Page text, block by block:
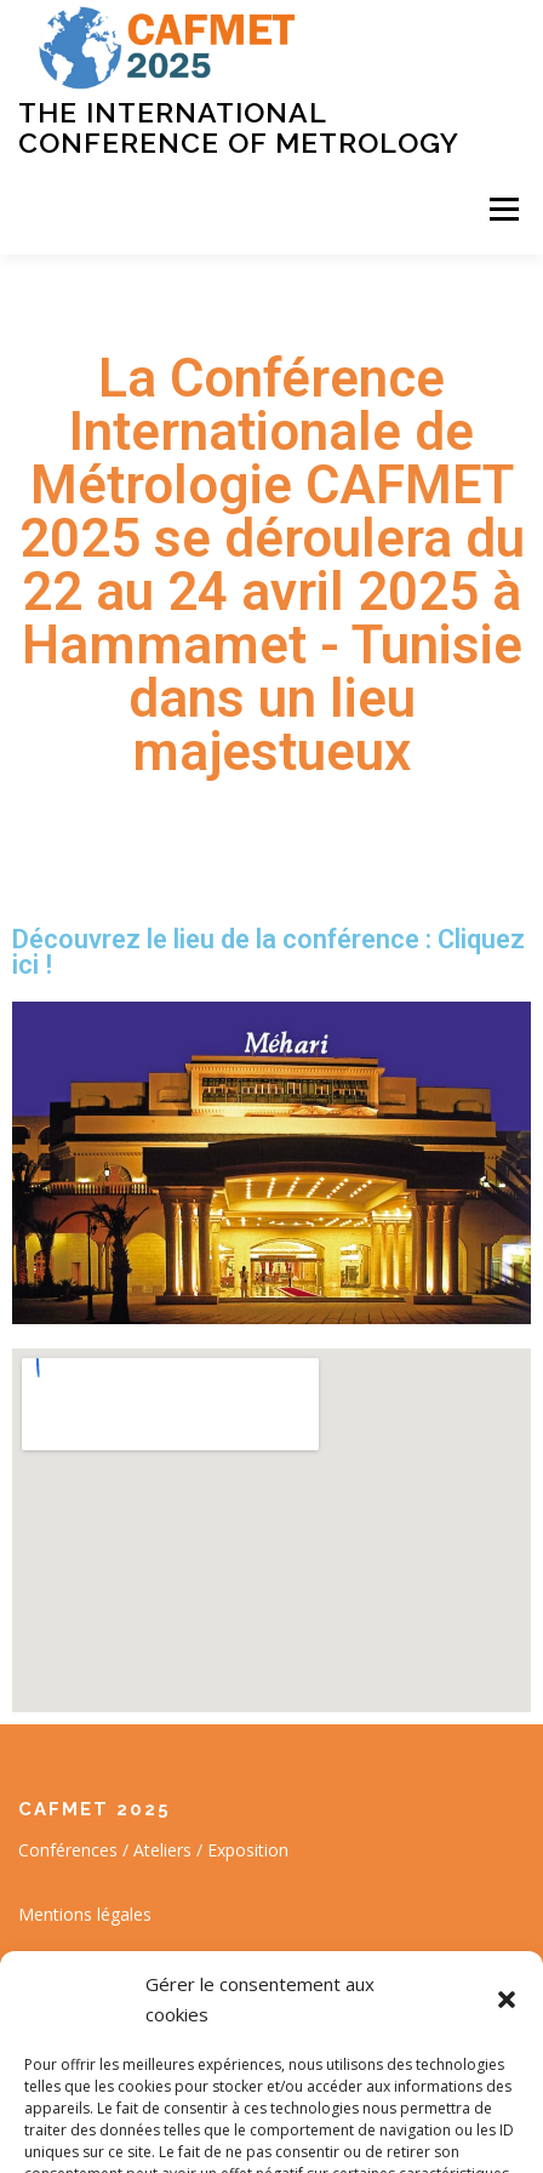
Gérer le consentement aux
cookies
Pour offrir les meilleures expériences, nous utilisons des technologies
telles que les cookies pour stocker et/ou accéder aux informations des
appareils. Le fait de consentir à ces technologies nous permettra de
traiter des données telles que le comportement de navigation ou les ID
uniques sur ce site. Le fait de ne pas consentir ou de retirer son
THE INTERNATIONAL
CONFERENCE OF METROLOGY
Menu
INSCRIPTION LIEU PARTENAIRES
CONTACT
La Conférence
Internationale de
Métrologie CAFMET
2025 se déroulera du
22 au 24 avril 2025 à
Hammamet - Tunisie
dans un lieu
majestueux
Découvrez le lieu de la conférence : Cliquez
ici !
CAFMET 2025
Conférences / Ateliers / Exposition
Mentions légales
Suivez l'actualité de la conférence et du CAFMET